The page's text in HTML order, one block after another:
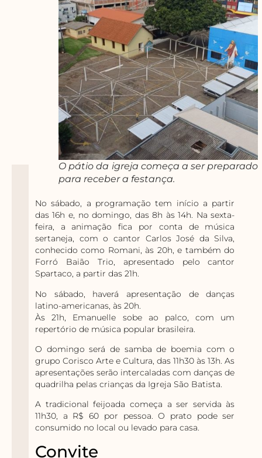
O pátio da igreja começa a ser preparado
para receber a festança.
No sábado, a programação tem início a partir
das 16h e, no domingo, das 8h às 14h. Na sexta-
feira, a animação fica por conta de música
sertaneja, com o cantor Carlos José da Silva,
conhecido como Romani, às 20h, e também do
Forró Baião Trio, apresentado pelo cantor
Spartaco, a partir das 21h.
No sábado, haverá apresentação de danças
latino-americanas, às 20h.
Às 21h, Emanuelle sobe ao palco, com um
repertório de música popular brasileira.
O domingo será de samba de boemia com o
grupo Corisco Arte e Cultura, das 11h30 às 13h. As
apresentações serão intercaladas com danças de
quadrilha pelas crianças da Igreja São Batista.
A tradicional feijoada começa a ser servida às
11h30, a R$ 60 por pessoa. O prato pode ser
consumido no local ou levado para casa.
Convite